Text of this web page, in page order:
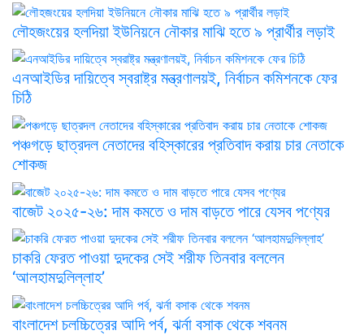
লৌহজংয়ের হলদিয়া ইউনিয়নে নৌকার মাঝি হতে ৯ প্রার্থীর লড়াই
এনআইডির দায়িত্বে স্বরাষ্ট্র মন্ত্রণালয়ই, নির্বাচন কমিশনকে ফের
চিঠি
পঞ্চগড়ে ছাত্রদল নেতাদের বহিস্কারের প্রতিবাদ করায় চার নেতাকে
শোকজ
বাজেট ২০২৫-২৬: দাম কমতে ও দাম বাড়তে পারে যেসব পণ্যের
চাকরি ফেরত পাওয়া দুদকের সেই শরীফ তিনবার বললেন
‘আলহামদুলিল্লাহ’
বাংলাদেশ চলচ্চিত্রের আদি পর্ব, ঝর্না বসাক থেকে শবনম